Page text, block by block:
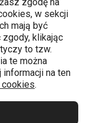
w sekcji
mają być
klikając
to tzw.
te można
na ten
.
dostawa